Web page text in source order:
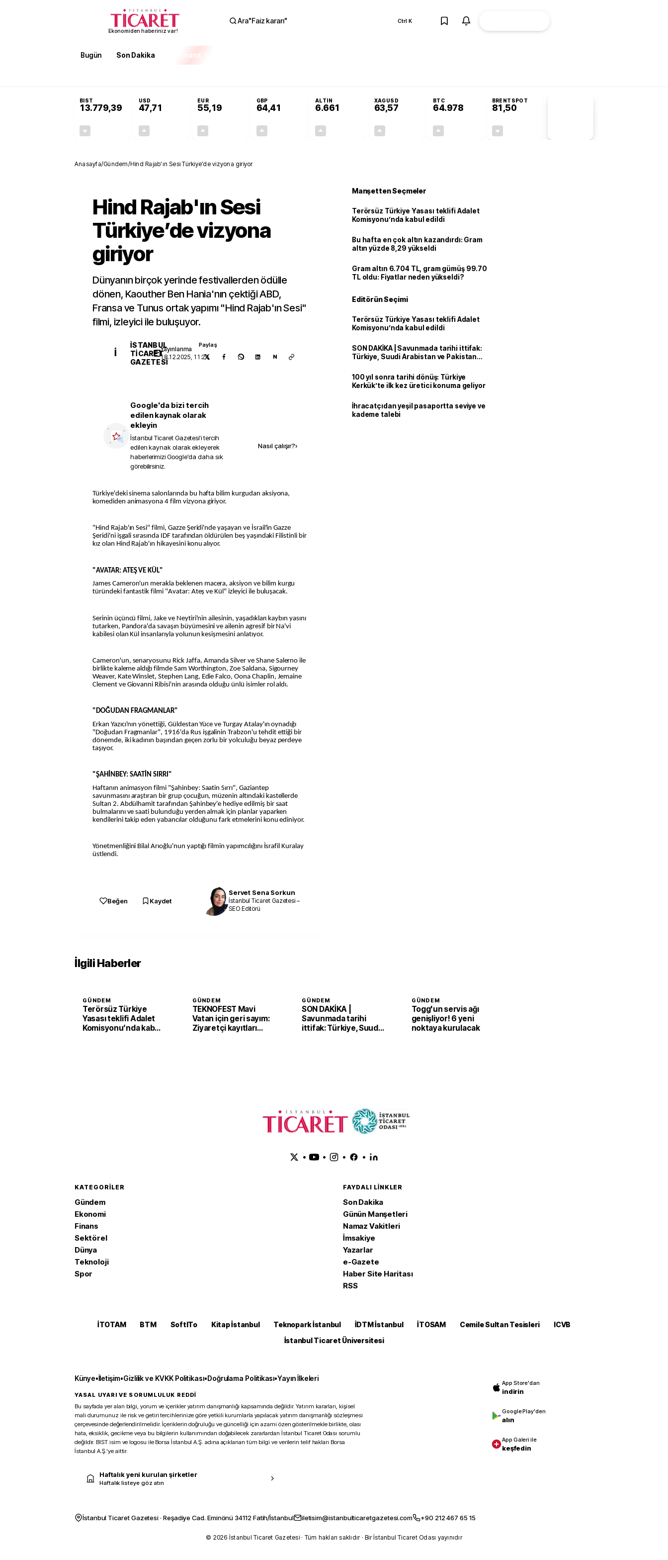
Ekonomiden haberiniz var!
Ara"Faiz kararı" Ctrl K
Bugün Son Dakika Finans
BIST
13.779,39
USD
47,71
EUR
55,19
GBP
64,41
ALTIN
6.661
XAGUSD
63,57
BTC
64.978
BRENTSPOT
81,50
Anasayfa/Gündem/Hind Rajab'ın Sesi Türkiye’de vizyona giriyor
Hind Rajab'ın Sesi
Türkiye’de vizyona
giriyor
Dünyanın birçok yerinde festivallerden ödülle
dönen, Kaouther Ben Hania'nın çektiği ABD,
Fransa ve Tunus ortak yapımı "Hind Rajab'ın Sesi"
filmi, izleyici ile buluşuyor.
İ
İSTANBUL
TICARET
GAZETESI
Yayınlanma
18.12.2025, 11:24
Paylaş
N
Google'da bizi tercih
edilen kaynak olarak
ekleyin
İstanbul Ticaret Gazetesi'i tercih
edilen kaynak olarak ekleyerek
haberlerimizi Google'da daha sık
görebilirsiniz.
Nasıl çalışır?›
Türkiye'deki sinema salonlarında bu hafta bilim kurgudan aksiyona,
komediden animasyona 4 film vizyona giriyor.
"Hind Rajab'ın Sesi" filmi, Gazze Şeridi'nde yaşayan ve İsrail'in Gazze
Şeridi'ni işgali sırasında IDF tarafından öldürülen beş yaşındaki Filistinli bir
kız olan Hind Rajab'ın hikayesini konu alıyor.
"AVATAR: ATEŞ VE KÜL"
James Cameron'un merakla beklenen macera, aksiyon ve bilim kurgu
türündeki fantastik filmi "Avatar: Ateş ve Kül" izleyici ile buluşacak.
Serinin üçüncü filmi, Jake ve Neytiri'nin ailesinin, yaşadıkları kaybın yasını
tutarken, Pandora'da savaşın büyümesini ve ailenin agresif bir Na'vi
kabilesi olan Kül insanlarıyla yolunun kesişmesini anlatıyor.
Cameron'un, senaryosunu Rick Jaffa, Amanda Silver ve Shane Salerno ile
birlikte kaleme aldığı filmde Sam Worthington, Zoe Saldana, Sigourney
Weaver, Kate Winslet, Stephen Lang, Edie Falco, Oona Chaplin, Jemaine
Clement ve Giovanni Ribisi'nin arasında olduğu ünlü isimler rol aldı.
"DOĞUDAN FRAGMANLAR"
Erkan Yazıcı'nın yönettiği, Güldestan Yüce ve Turgay Atalay'ın oynadığı
"Doğudan Fragmanlar", 1916'da Rus işgalinin Trabzon'u tehdit ettiği bir
dönemde, iki kadının başından geçen zorlu bir yolculuğu beyaz perdeye
taşıyor.
"ŞAHİNBEY: SAATİN SIRRI"
Haftanın animasyon filmi "Şahinbey: Saatin Sırrı", Gaziantep
savunmasını araştıran bir grup çocuğun, müzenin altındaki kastellerde
Sultan 2. Abdülhamit tarafından Şahinbey'e hediye edilmiş bir saat
bulmalarını ve saati bulunduğu yerden almak için planlar yaparken
kendilerini takip eden yabancılar olduğunu fark etmelerini konu ediniyor.
Yönetmenliğini Bilal Arıoğlu'nun yaptığı filmin yapımcılığını İsrafil Kuralay
üstlendi.
Beğen Kaydet
Servet Sena Sorkun
İstanbul Ticaret Gazetesi –
SEO Editörü
Manşetten Seçmeler
Terörsüz Türkiye Yasası teklifi Adalet
Komisyonu’nda kabul edildi
Bu hafta en çok altın kazandırdı: Gram
altın yüzde 8,29 yükseldi
Gram altın 6.704 TL, gram gümüş 99.70
TL oldu: Fiyatlar neden yükseldi?
Editörün Seçimi
Terörsüz Türkiye Yasası teklifi Adalet
Komisyonu’nda kabul edildi
SON DAKİKA | Savunmada tarihi ittifak:
Türkiye, Suudi Arabistan ve Pakistan
100 yıl sonra tarihi dönüş: Türkiye
Kerkük’te ilk kez üretici konuma geliyor
İhracatçıdan yeşil pasaportta seviye ve
kademe talebi
İlgili Haberler
GÜNDEM
Terörsüz Türkiye
Yasası teklifi Adalet
Komisyonu’nda kabul
GÜNDEM
TEKNOFEST Mavi
Vatan için geri sayım:
Ziyaretçi kayıtları
GÜNDEM
SON DAKİKA |
Savunmada tarihi
ittifak: Türkiye, Suudi
GÜNDEM
Togg'un servis ağı
genişliyor! 6 yeni
noktaya kurulacak
• • • •
KATEGORILER
Gündem
Ekonomi
Finans
Sektörel
Dünya
Teknoloji
Spor
FAYDALI LINKLER
Son Dakika
Günün Manşetleri
Namaz Vakitleri
İmsakiye
Yazarlar
e-Gazete
Haber Site Haritası
RSS
İTOTAM BTM SoftITo Kitap İstanbul Teknopark İstanbul İDTM İstanbul İTOSAM Cemile Sultan Tesisleri
ICVB
İstanbul Ticaret Üniversitesi
Künye•İletişim•Gizlilik ve KVKK Politikası•Doğrulama Politikası•Yayın İlkeleri
YASAL UYARI VE SORUMLULUK REDDİ
Bu sayfada yer alan bilgi, yorum ve içerikler yatırım danışmanlığı kapsamında değildir. Yatırım kararları, kişisel
mali durumunuz ile risk ve getiri tercihlerinize göre yetkili kurumlarla yapılacak yatırım danışmanlığı sözleşmesi
çerçevesinde değerlendirilmelidir. İçeriklerin doğruluğu ve güncelliği için azami özen gösterilmekle birlikte, olası
hata, eksiklik, gecikme veya bu bilgilerin kullanımından doğabilecek zararlardan İstanbul Ticaret Odası sorumlu
değildir. BIST isim ve logosu ile Borsa İstanbul A.Ş. adına açıklanan tüm bilgi ve verilerin telif hakları Borsa
İstanbul A.Ş.’ye aittir.
Haftalık yeni kurulan şirketler
Haftalık listeye göz atın
App Store'dan
indirin
Google Play'den
alın
App Galeri ile
keşfedin
İstanbul Ticaret Gazetesi · Reşadiye Cad. Eminönü 34112 Fatih/İstanbul iletisim@istanbulticaretgazetesi.com +90 212 467 65 15
© 2026 İstanbul Ticaret Gazetesi · Tüm hakları saklıdır · Bir İstanbul Ticaret Odası yayınıdır